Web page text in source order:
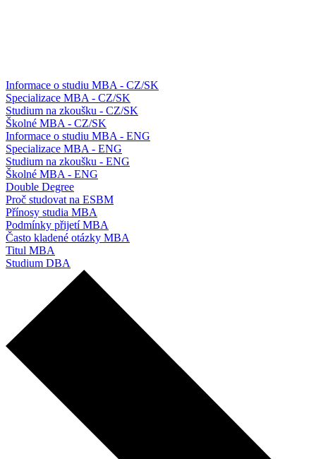
Informace o studiu MBA - CZ/SK
Specializace MBA - CZ/SK
Studium na zkoušku - CZ/SK
Školné MBA - CZ/SK
Informace o studiu MBA - ENG
Specializace MBA - ENG
Studium na zkoušku - ENG
Školné MBA - ENG
Double Degree
Proč studovat na ESBM
Přínosy studia MBA
Podmínky přijetí MBA
Často kladené otázky MBA
Titul MBA
Studium DBA